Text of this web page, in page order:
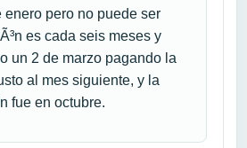
enero pero no puede ser
es cada seis meses y
un 2 de marzo pagando la
al mes siguiente, y la
fue en octubre.